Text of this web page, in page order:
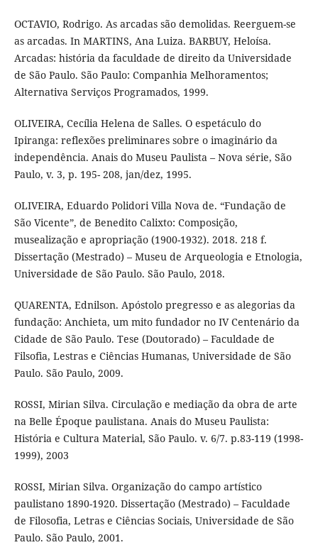
OCTAVIO, Rodrigo. As arcadas são demolidas. Reerguem-se
as arcadas. In MARTINS, Ana Luiza. BARBUY, Heloísa.
Arcadas: história da faculdade de direito da Universidade
de São Paulo. São Paulo: Companhia Melhoramentos;
Alternativa Serviços Programados, 1999.
OLIVEIRA, Cecília Helena de Salles. O espetáculo do
Ipiranga: reflexões preliminares sobre o imaginário da
independência. Anais do Museu Paulista – Nova série, São
Paulo, v. 3, p. 195- 208, jan/dez, 1995.
OLIVEIRA, Eduardo Polidori Villa Nova de. “Fundação de
São Vicente”, de Benedito Calixto: Composição,
musealização e apropriação (1900-1932). 2018. 218 f.
Dissertação (Mestrado) – Museu de Arqueologia e Etnologia,
Universidade de São Paulo. São Paulo, 2018.
QUARENTA, Ednilson. Apóstolo pregresso e as alegorias da
fundação: Anchieta, um mito fundador no IV Centenário da
Cidade de São Paulo. Tese (Doutorado) – Faculdade de
Filsofia, Lestras e Ciências Humanas, Universidade de São
Paulo. São Paulo, 2009.
ROSSI, Mirian Silva. Circulação e mediação da obra de arte
na Belle Époque paulistana. Anais do Museu Paulista:
História e Cultura Material, São Paulo. v. 6/7. p.83-119 (1998-
1999), 2003
ROSSI, Mirian Silva. Organização do campo artístico
paulistano 1890-1920. Dissertação (Mestrado) – Faculdade
de Filosofia, Letras e Ciências Sociais, Universidade de São
Paulo. São Paulo, 2001.